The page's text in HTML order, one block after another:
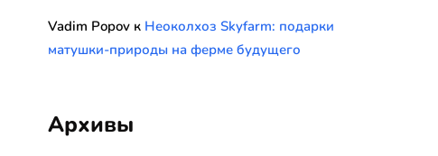
Vadim Popov к Неоколхоз Skyfarm: подарки
матушки-природы на ферме будущего
Архивы